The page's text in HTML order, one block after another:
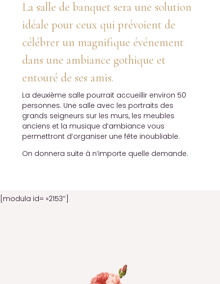
La salle de banquet sera une solution
idéale pour ceux qui prévoient de
célébrer un magnifique événement
dans une ambiance gothique et
entouré de ses amis.
La deuxième salle pourrait accueillir environ 50
personnes. Une salle avec les portraits des
grands seigneurs sur les murs, les meubles
anciens et la musique d’ambiance vous
permettront d’organiser une fête inoubliable.
On donnera suite à n’importe quelle demande.
[modula id= »2153″]